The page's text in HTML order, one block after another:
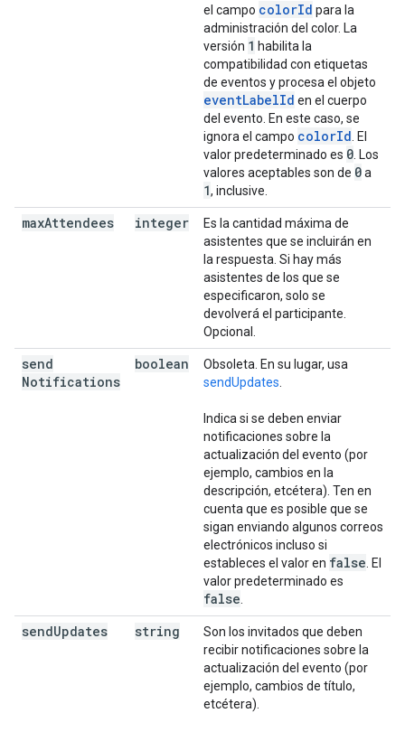
el campo colorId para la
administración del color. La
versión 1 habilita la
compatibilidad con etiquetas
de eventos y procesa el objeto
eventLabelId en el cuerpo
del evento. En este caso, se
ignora el campo colorId . El
valor predeterminado es 0 . Los
valores aceptables son de 0a
1, inclusive.
maxAttendees integer
Es la cantidad máxima de
asistentes que se incluirán en
la respuesta. Si hay más
asistentes de los que se
especificaron, solo se
devolverá el participante.
Opcional.
send
Notifications
boolean
Obsoleta. En su lugar, usa
sendUpdates
Indica si se deben enviar
notificaciones sobre la
actualización del evento (por
ejemplo, cambios en la
descripción, etcétera). Ten en
cuenta que es posible que se
sigan enviando algunos correos
electrónicos incluso si
estableces el valor en false . El
valor predeterminado es
false
sendUpdates string
Son los invitados que deben
recibir notificaciones sobre la
actualización del evento (por
ejemplo, cambios de título,
etcétera).